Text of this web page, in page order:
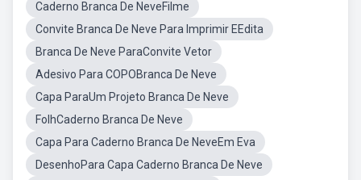
Caderno Branca De NeveFilme
Convite Branca De Neve Para Imprimir EEdita
Branca De Neve ParaConvite Vetor
Adesivo Para COPOBranca De Neve
Capa ParaUm Projeto Branca De Neve
FolhCaderno Branca De Neve
Capa Para Caderno Branca De NeveEm Eva
DesenhoPara Capa Caderno Branca De Neve